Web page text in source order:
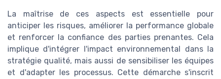
La maîtrise de ces aspects est essentielle pour
anticiper les risques, améliorer la performance globale
et renforcer la confiance des parties prenantes. Cela
implique d'intégrer l'impact environnemental dans la
stratégie qualité, mais aussi de sensibiliser les équipes
et d'adapter les processus. Cette démarche s'inscrit